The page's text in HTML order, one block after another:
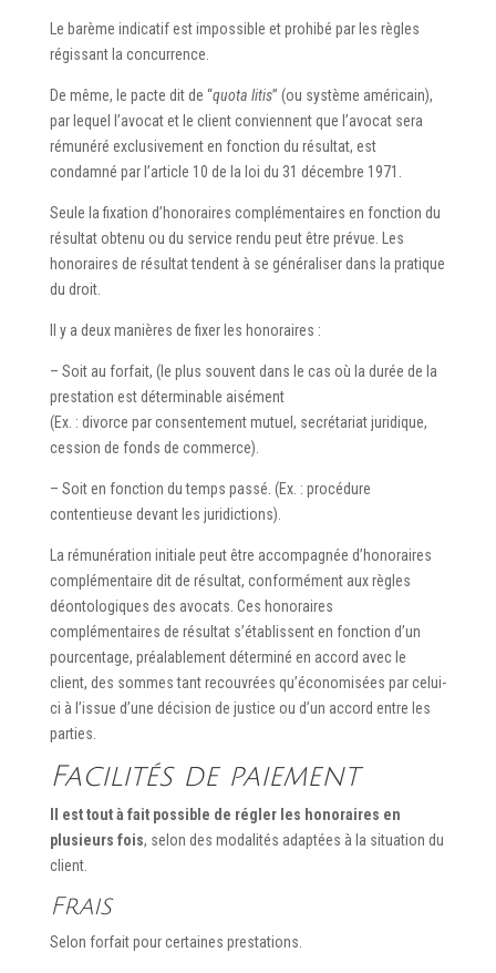
Le barème indicatif est impossible et prohibé par les règles
régissant la concurrence.
De même, le pacte dit de “quota litis” (ou système américain),
par lequel l’avocat et le client conviennent que l’avocat sera
rémunéré exclusivement en fonction du résultat, est
condamné par l’article 10 de la loi du 31 décembre 1971.
Seule la fixation d’honoraires complémentaires en fonction du
résultat obtenu ou du service rendu peut être prévue. Les
honoraires de résultat tendent à se généraliser dans la pratique
du droit.
Il y a deux manières de fixer les honoraires :
– Soit au forfait, (le plus souvent dans le cas où la durée de la
prestation est déterminable aisément
(Ex. : divorce par consentement mutuel, secrétariat juridique,
cession de fonds de commerce).
– Soit en fonction du temps passé. (Ex. : procédure
contentieuse devant les juridictions).
La rémunération initiale peut être accompagnée d’honoraires
complémentaire dit de résultat, conformément aux règles
déontologiques des avocats. Ces honoraires
complémentaires de résultat s’établissent en fonction d’un
pourcentage, préalablement déterminé en accord avec le
client, des sommes tant recouvrées qu’économisées par celui-
ci à l’issue d’une décision de justice ou d’un accord entre les
parties.
Facilités de paiement
Il est tout à fait possible de régler les honoraires en
plusieurs fois, selon des modalités adaptées à la situation du
client.
Frais
Selon forfait pour certaines prestations.